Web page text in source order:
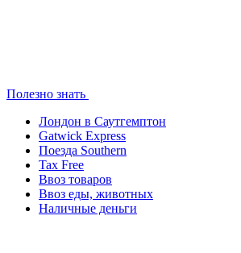
Полезно знать
Лондон в Саутгемптон
Gatwick Express
Поезда Southern
Tax Free
Ввоз товаров
Ввоз еды, животных
Наличные деньги